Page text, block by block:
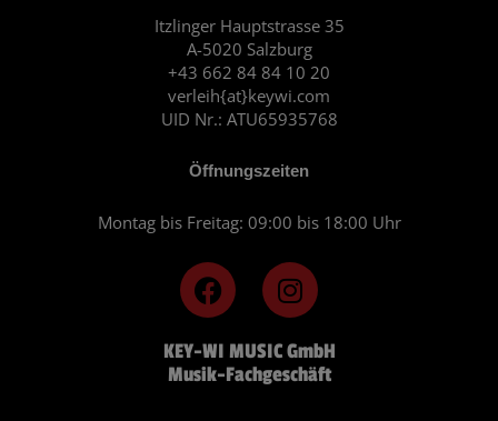
KEY-WI MUSIC GmbH
Musik-Fachgeschäft
F
a
c
e
b
I
n
s
t
a
Itzlinger Hauptstrasse 35
A-5020 Salzburg
+43 662 84 84 10 20
verleih{at}keywi.com
UID Nr.: ATU65935768
Öffnungszeiten
Montag bis Freitag: 09:00 bis 18:00 Uhr